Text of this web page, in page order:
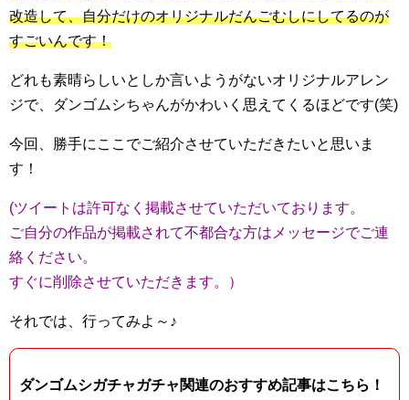
改造して、自分だけのオリジナルだんごむしにしてるのが
すごいんです！
どれも素晴らしいとしか言いようがないオリジナルアレン
ジで、ダンゴムシちゃんがかわいく思えてくるほどです(笑)
今回、勝手にここでご紹介させていただきたいと思いま
す！
(ツイートは許可なく掲載させていただいております。
ご自分の作品が掲載されて不都合な方はメッセージでご連
絡ください。
すぐに削除させていただきます。）
それでは、行ってみよ～♪
ダンゴムシガチャガチャ関連のおすすめ記事はこちら！